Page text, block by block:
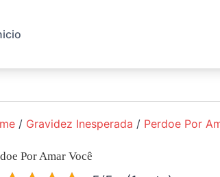
/ Gravidez Inesperada / Perdoe Por
Por Amar Você